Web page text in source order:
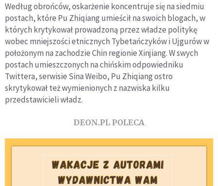
Według obrońców, oskarżenie koncentruje się na siedmiu
postach, które Pu Zhiqiang umieścił na swoich blogach, w
których krytykował prowadzoną przez władze politykę
wobec mniejszości etnicznych Tybetańczyków i Ujgurów w
położonym na zachodzie Chin regionie Xinjiang. W swych
postach umieszczonych na chińskim odpowiedniku
Twittera, serwisie Sina Weibo, Pu Zhiqiang ostro
skrytykował też wymienionych z nazwiska kilku
przedstawicieli władz.
DEON.PL POLECA